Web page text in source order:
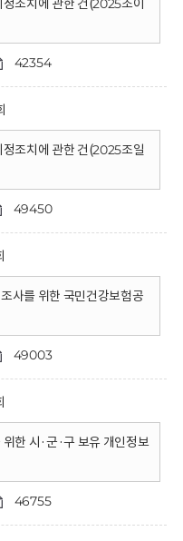
조치에 관한 건(2025조이
42354
조치에 관한 건(2025조일
49450
사를 위한 국민건강보험공
49003
한 시·군·구 보유 개인정보
46755